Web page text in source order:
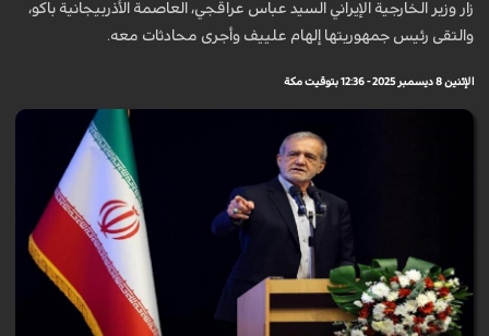
زار وزير الخارجية الإيراني السيد عباس عراقجي، العاصمة الأذربيجانية باكو،
والتقى رئيس جمهوريتها إلهام علييف وأجرى محادثات معه.
الإثنين 8 ديسمبر 2025 - 12:36 بتوقيت مكة